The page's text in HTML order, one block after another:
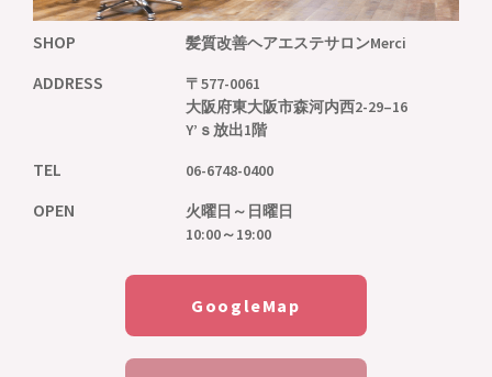
SHOP 髪質改善ヘアエステサロンMerci
ADDRESS
〒577-0061
大阪府東大阪市森河内西2-29–16
Y’ｓ放出1階
TEL 06-6748-0400
OPEN
火曜日～日曜日
10:00～19:00
GoogleMap